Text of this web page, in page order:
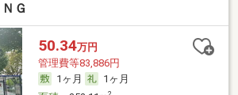
Ｇ
50.34万円
管理費等83,886円
1ヶ月
1ヶ月